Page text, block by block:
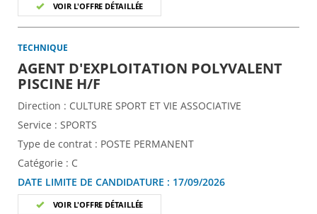
VOIR L'OFFRE DÉTAILLÉE
TECHNIQUE
AGENT D'EXPLOITATION POLYVALENT
PISCINE H/F
Direction : CULTURE SPORT ET VIE ASSOCIATIVE
Service : SPORTS
Type de contrat : POSTE PERMANENT
Catégorie : C
DATE LIMITE DE CANDIDATURE : 17/09/2026
VOIR L'OFFRE DÉTAILLÉE